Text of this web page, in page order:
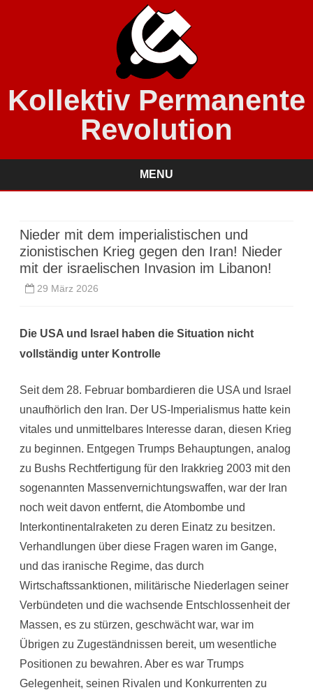
Kollektiv Permanente
Revolution
MENU
Nieder mit dem imperialistischen und
zionistischen Krieg gegen den Iran! Nieder
mit der israelischen Invasion im Libanon!
29 März 2026
Die USA und Israel haben die Situation nicht
vollständig unter Kontrolle
Seit dem 28. Februar bombardieren die USA und Israel
unaufhörlich den Iran. Der US-Imperialismus hatte kein
vitales und unmittelbares Interesse daran, diesen Krieg
zu beginnen. Entgegen Trumps Behauptungen, analog
zu Bushs Rechtfertigung für den Irakkrieg 2003 mit den
sogenannten Massenvernichtungswaffen, war der Iran
noch weit davon entfernt, die Atombombe und
Interkontinentalraketen zu deren Einatz zu besitzen.
Verhandlungen über diese Fragen waren im Gange,
und das iranische Regime, das durch
Wirtschaftssanktionen, militärische Niederlagen seiner
Verbündeten und die wachsende Entschlossenheit der
Massen, es zu stürzen, geschwächt war, war im
Übrigen zu Zugeständnissen bereit, um wesentliche
Positionen zu bewahren. Aber es war Trumps
Gelegenheit, seinen Rivalen und Konkurrenten zu